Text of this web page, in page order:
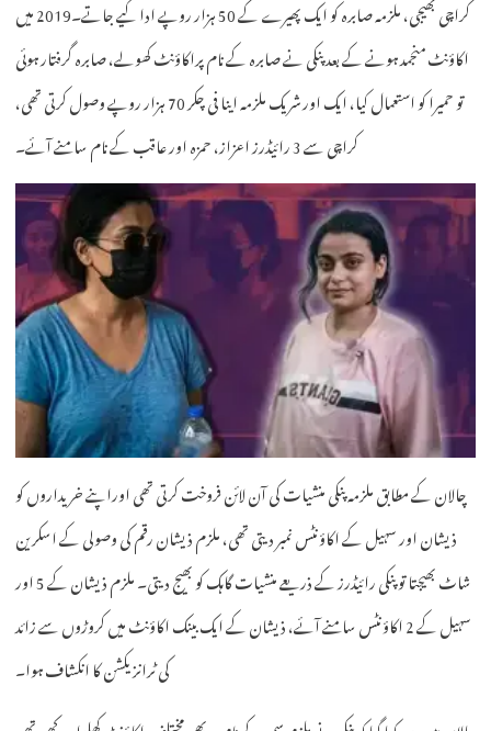
کراچی بھیجی، ملزمہ صابرہ کو ایک پھیرے کے 50 ہزار روپے ادا کیے جاتے۔2019 میں
اکاؤنٹ منجمد ہونے کے بعد پنکی نے صابرہ کے نام پراکاؤنٹ کھولے، صابرہ گرفتار ہوئی
تو حمیرا کو استعمال کیا، ایک اور شریک ملزمہ اینا فی چکر 70 ہزار روپے وصول کرتی تھی،
کراچی سے 3 رائیڈرز اعزاز، حمزہ اور عاقب کے نام سامنے آئے۔
چالان کے مطابق ملزمہ پنکی منشیات کی آن لائن فروخت کرتی تھی اوراپنے خریداروں کو
ذیشان اور سہیل کے اکاؤنٹس نمبر دیتی تھی، ملزم ذیشان رقم کی وصولی کے اسکرین
شاٹ بھیجتا تو پنکی رائیڈرز کے ذریعے منشیات گاہک کو بھیج دیتی۔ ملزم ذیشان کے 5 اور
سہیل کے 2 اکاؤنٹس سامنے آئے، ذیشان کے ایک بینک اکاؤنٹ میں کروڑوں سے زائد
کی ٹرانزیکشن کا انکشاف ہوا۔